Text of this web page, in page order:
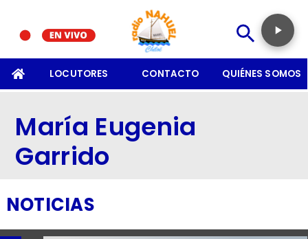
LOCUTORES CONTACTO QUIÉNES SOMOS
María Eugenia
Garrido
NOTICIAS